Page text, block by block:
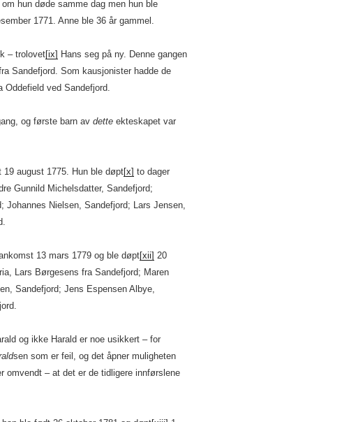
hun døde samme dag men hun ble
1771. Anne ble 36 år gammel.
– trolovet[ix] Hans seg på ny. Denne gangen
Sandefjord. Som kausjonister hadde de
Oddefield ved Sandefjord.
og første barn av detteekteskapet var
august 1775. Hun ble døpt[x] to dager
Gunnild Michelsdatter, Sandefjord;
Johannes Nielsen, Sandefjord; Lars Jensen,
13 mars 1779 og ble døpt[xii] 20
Lars Børgesens fra Sandefjord; Maren
Sandefjord; Jens Espensen Albye,
og ikke Harald er noe usikkert – for
sen som er feil, og det åpner muligheten
omvendt – at det er de tidligere innførslene